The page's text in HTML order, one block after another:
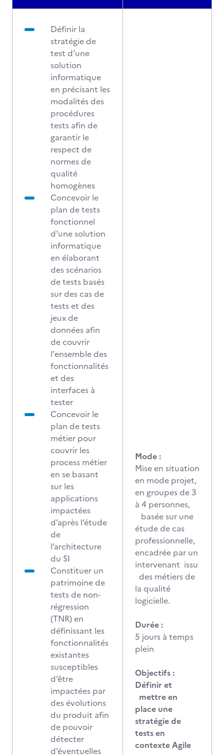
Définir la
stratégie de
test d’une
solution
informatique
en précisant les
modalités des
procédures
tests afin de
garantir le
respect de
normes de
qualité
homogènes
Concevoir le
plan de tests
fonctionnel
d'une solution
informatique
en élaborant
des scénarios
de tests basés
sur des cas de
tests et des
jeux de
données afin
de couvrir
l'ensemble des
fonctionnalités
et des
interfaces à
tester
Concevoir le
plan de tests
métier pour
couvrir les
process métier
en se basant
sur les
applications
impactées
d’après l’étude
de
l’architecture
du SI
Constituer un
patrimoine de
tests de non-
régression
(TNR) en
définissant les
fonctionnalités
existantes
susceptibles
d’être
impactées par
des évolutions
du produit afin
de pouvoir
détecter
d’éventuelles
Mode :
Mise en situation
en mode projet,
en groupes de 3
à 4 personnes,
basée sur une
étude de cas
professionnelle,
encadrée par un
intervenant issu
des métiers de
la qualité
logicielle.
Durée :
5 jours à temps
plein
Objectifs :
Définir et
mettre en
place une
stratégie de
tests en
contexte Agile